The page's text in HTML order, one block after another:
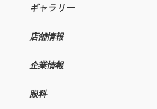
ギャラリー
店舗情報
企業情報
眼科